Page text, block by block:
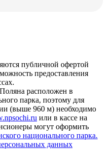
публичной офертой
предоставления
расположен в
парка, поэтому для
(выше 960 м) необходимо
или в кассе на
могут оформить
национального парка.
данных